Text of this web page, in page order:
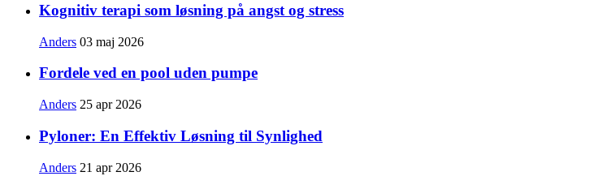
Kognitiv terapi som løsning på angst og stress
Anders 03 maj 2026
Fordele ved en pool uden pumpe
Anders 25 apr 2026
Pyloner: En Effektiv Løsning til Synlighed
Anders 21 apr 2026